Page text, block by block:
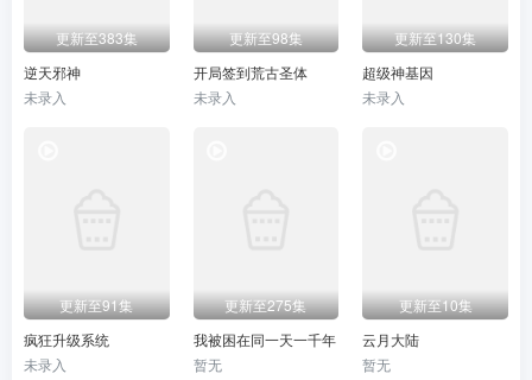
更新至383集
逆天邪神
未录入
更新至98集
开局签到荒古圣体
未录入
更新至130集
超级神基因
未录入
更新至91集
疯狂升级系统
未录入
更新至275集
我被困在同一天一千年
暂无
更新至10集
云月大陆
暂无